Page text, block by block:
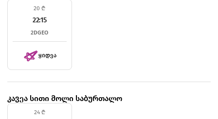
20 ₾
22:15
2DGEO
ᲧᲘᲓᲕᲐ
კავეა სითი მოლი საბურთალო
24 ₾